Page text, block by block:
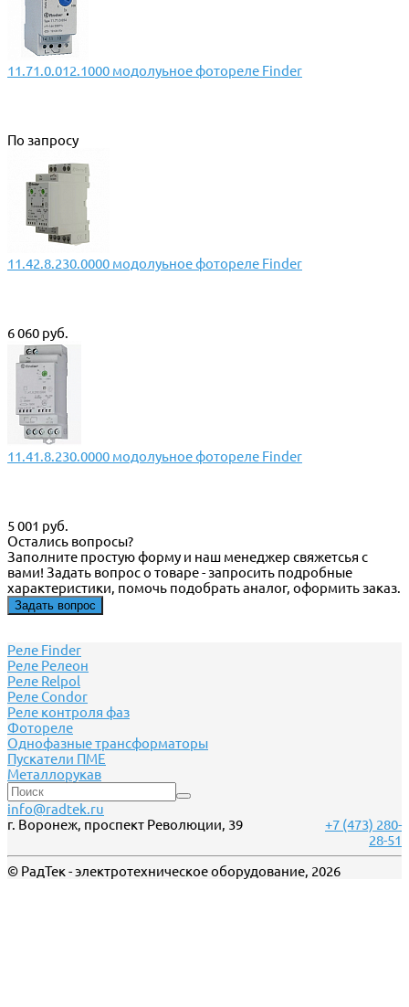
11.71.0.012.1000 модолуьное фотореле Finder
По запросу
11.42.8.230.0000 модолуьное фотореле Finder
6 060 руб.
11.41.8.230.0000 модолуьное фотореле Finder
5 001 руб.
Остались вопросы?
Заполните простую форму и наш менеджер свяжетсья с
вами! Задать вопрос о товаре - запросить подробные
характеристики, помочь подобрать аналог, оформить заказ.
Задать вопрос
Реле Finder
Реле Релеон
Реле Relpol
Реле Сondor
Реле контроля фаз
Фотореле
Однофазные трансформаторы
Пускатели ПМЕ
Металлорукав
info@radtek.ru
г. Воронеж, проспект Революции, 39
+7 (473) 280-
28-51
© РадТек - электротехническое оборудование, 2026